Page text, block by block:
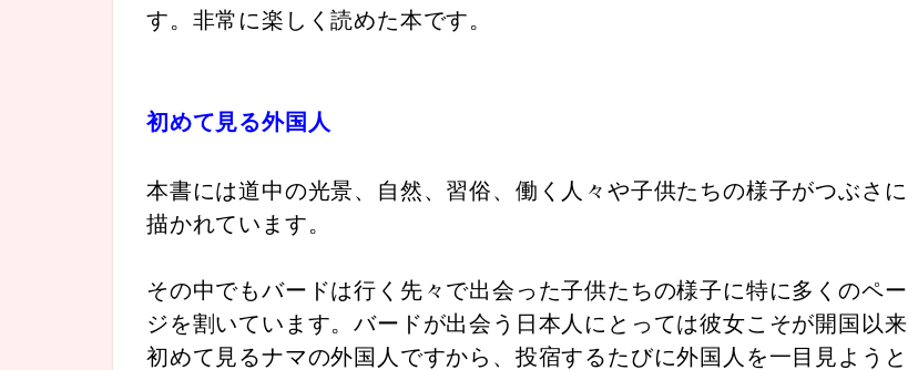
す。非常に楽しく読めた本です。
初めて見る外国人
本書には道中の光景、自然、習俗、働く人々や子供たちの様子がつぶさに
描かれています。
その中でもバードは行く先々で出会った子供たちの様子に特に多くのペー
ジを割いています。バードが出会う日本人にとっては彼女こそが開国以来
初めて見るナマの外国人ですから、投宿するたびに外国人を一目見ようと